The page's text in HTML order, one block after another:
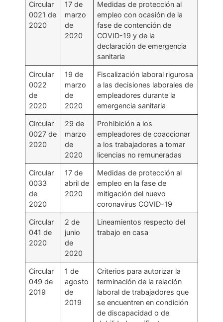
Circular
0021 de
2020
17 de
marzo
de
2020
Medidas de protección al
empleo con ocasión de la
fase de contención de
COVID-19 y de la
declaración de emergencia
sanitaria
Circular
0022
de
2020
19 de
marzo
de
2020
Fiscalización laboral rigurosa
a las decisiones laborales de
empleadores durante la
emergencia sanitaria
Circular
0027 de
2020
29 de
marzo
de
2020
Prohibición a los
empleadores de coaccionar
a los trabajadores a tomar
licencias no remuneradas
Circular
0033
de
2020
17 de
abril de
2020
Medidas de protección al
empleo en la fase de
mitigación del nuevo
coronavirus COVID-19
Circular
041 de
2020
2 de
junio
de
2020
Lineamientos respecto del
trabajo en casa
Circular
049 de
2019
1 de
agosto
de
2019
Criterios para autorizar la
terminación de la relación
laboral de trabajadores que
se encuentren en condición
de discapacidad o de